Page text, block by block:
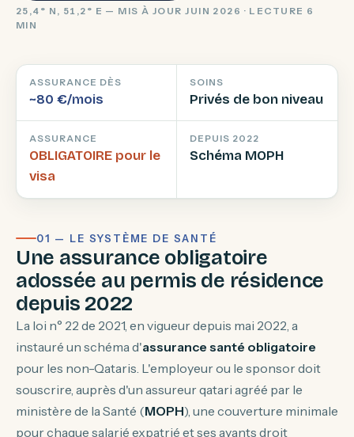
25,4° N, 51,2° E — MIS À JOUR JUIN 2026 · LECTURE 6
MIN
ASSURANCE DÈS
~80 €/mois
SOINS
Privés de bon niveau
ASSURANCE
OBLIGATOIRE pour le
visa
DEPUIS 2022
Schéma MOPH
01 — LE SYSTÈME DE SANTÉ
Une assurance obligatoire
adossée au permis de résidence
depuis 2022
La loi n° 22 de 2021, en vigueur depuis mai 2022, a
instauré un schéma d'assurance santé obligatoire
pour les non-Qataris. L'employeur ou le sponsor doit
souscrire, auprès d'un assureur qatari agréé par le
ministère de la Santé (MOPH), une couverture minimale
pour chaque salarié expatrié et ses ayants droit